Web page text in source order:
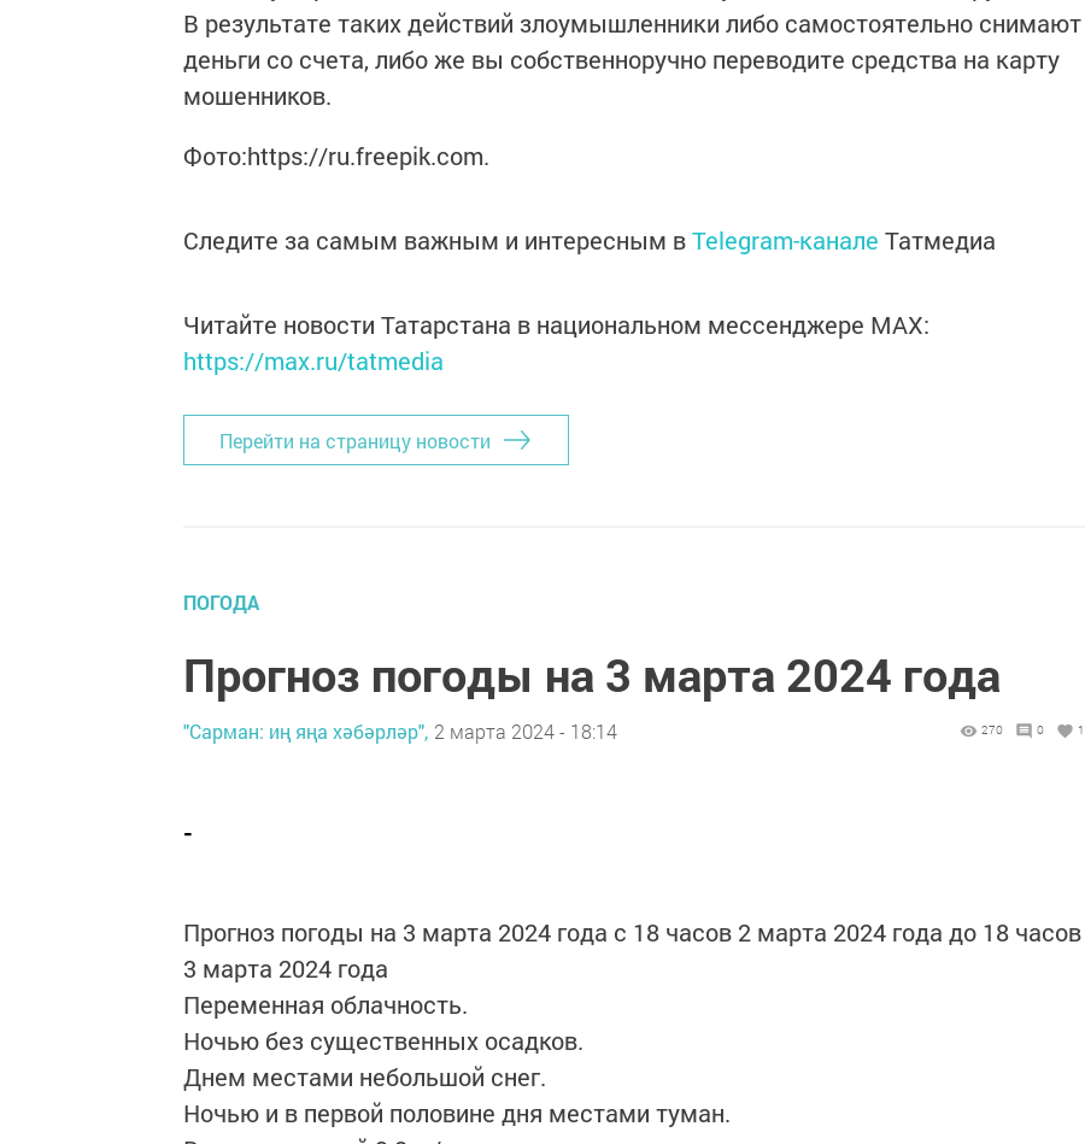
В результате таких действий злоумышленники либо самостоятельно снимают
деньги со счета, либо же вы собственноручно переводите средства на карту
мошенников.
Фото:https://ru.freepik.com.
Следите за самым важным и интересным вTelegram-канале Татмедиа
Читайте новости Татарстана в национальном мессенджере MАХ:
https://max.ru/tatmedia
Перейти на страницу новости
ПОГОДА
Прогноз погоды на 3 марта 2024 года
"Сарман: иң яңа хәбәрләр", 2 марта 2024 - 18:14 270 0 1
-
Прогноз погоды на 3 марта 2024 года с 18 часов 2 марта 2024 года до 18 часов
3 марта 2024 года
Переменная облачность.
Ночью без существенных осадков.
Днем местами небольшой снег.
Ночью и в первой половине дня местами туман.